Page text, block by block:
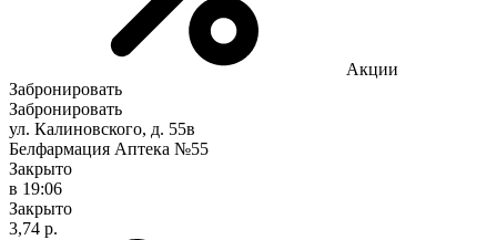
Акции
Забронировать
Забронировать
ул. Калиновского, д. 55в
Белфармация Аптека №55
Закрыто
в 19:06
Закрыто
3,74 р.